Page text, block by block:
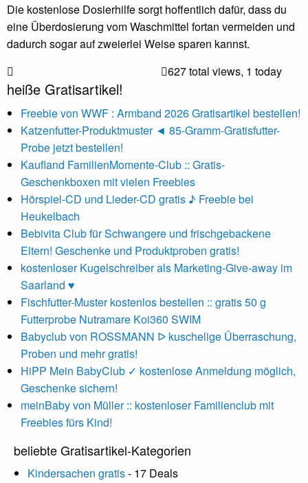
Die kostenlose Dosierhilfe sorgt hoffentlich dafür, dass du
eine Überdosierung vom Waschmittel fortan vermeiden und
dadurch sogar auf zweierlei Weise sparen kannst.
627 total views, 1 today
heiße Gratisartikel!
Freebie von WWF : Armband 2026 Gratisartikel bestellen!
Katzenfutter-Produktmuster ◄ 85-Gramm-Gratisfutter-
Probe jetzt bestellen!
Kaufland FamilienMomente-Club :: Gratis-
Geschenkboxen mit vielen Freebies
Hörspiel-CD und Lieder-CD gratis ♪ Freebie bei
Heukelbach
Bebivita Club für Schwangere und frischgebackene
Eltern! Geschenke und Produktproben gratis!
kostenloser Kugelschreiber als Marketing-Give-away im
Saarland ♥
Fischfutter-Muster kostenlos bestellen :: gratis 50 g
Futterprobe Nutramare Koi360 SWIM
Babyclub von ROSSMANN ᐅ kuschelige Überraschung,
Proben und mehr gratis!
HiPP Mein BabyClub ✓ kostenlose Anmeldung möglich,
Geschenke sichern!
meinBaby von Müller :: kostenloser Familienclub mit
Freebies fürs Kind!
beliebte Gratisartikel-Kategorien
Kindersachen gratis- 17 Deals